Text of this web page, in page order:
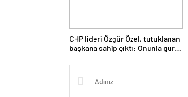
CHP lideri Özgür Özel, tutuklanan
başkana sahip çıktı: Onunla gurur